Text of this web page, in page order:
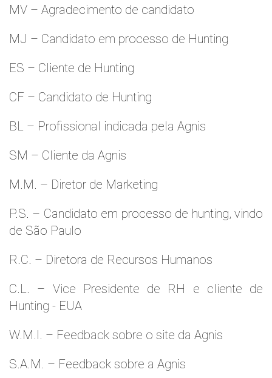
MV – Agradecimento de candidato
MJ – Candidato em processo de Hunting
ES – Cliente de Hunting
CF – Candidato de Hunting
BL – Profissional indicada pela Agnis
SM – Cliente da Agnis
M.M. – Diretor de Marketing
P.S. – Candidato em processo de hunting, vindo
de São Paulo
R.C. – Diretora de Recursos Humanos
C.L. – Vice Presidente de RH e cliente de
Hunting - EUA
W.M.l. – Feedback sobre o site da Agnis
S.A.M. – Feedback sobre a Agnis